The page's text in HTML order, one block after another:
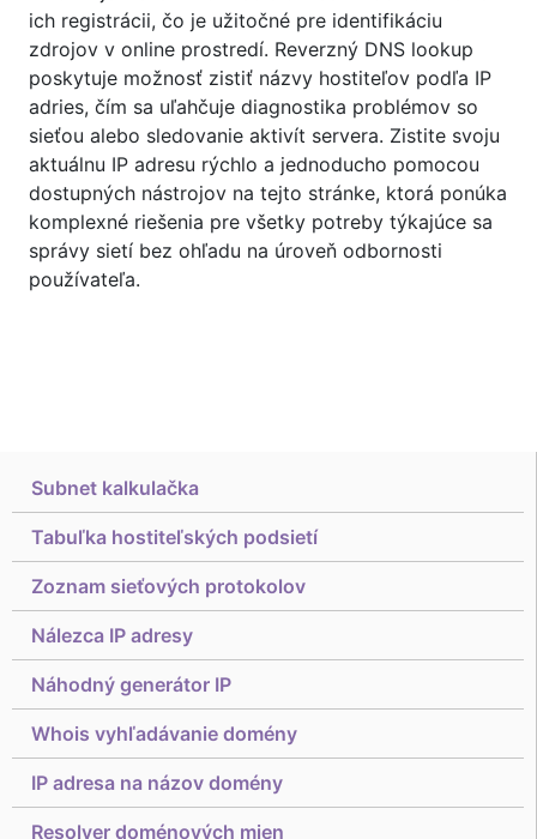
Subnet kalkulačka
Tabuľka hostiteľských podsietí
Zoznam sieťových protokolov
Nálezca IP adresy
Náhodný generátor IP
Whois vyhľadávanie domény
IP adresa na názov domény
Resolver doménových mien
ich registrácii, čo je užitočné pre identifikáciu
zdrojov v online prostredí. Reverzný DNS lookup
poskytuje možnosť zistiť názvy hostiteľov podľa IP
adries, čím sa uľahčuje diagnostika problémov so
sieťou alebo sledovanie aktivít servera. Zistite svoju
aktuálnu IP adresu rýchlo a jednoducho pomocou
dostupných nástrojov na tejto stránke, ktorá ponúka
komplexné riešenia pre všetky potreby týkajúce sa
správy sietí bez ohľadu na úroveň odbornosti
používateľa.